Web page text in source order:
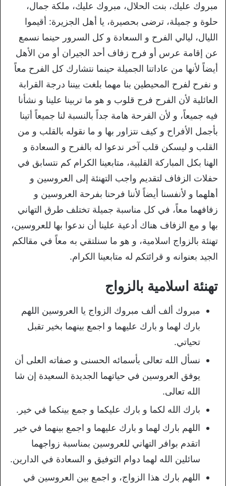
مبروك عليك، بنت الحلال، مبروك عليك، ملكة جمال،
حلوة و جميلة، ترضى بحصيرة، يا أهل الجزيرة: أقيموا
الليال، ليالي الفرح و السعادة و كل السرور حينما نسمع
عن إقامة عرس أو فرح زفاف أحد الجيران أو من الأهل
أيضاً لأنها من عاداتنا الجميلة حينما نتشارك كل الفرح معاً
و نفرح لفرح المحيطين بنا مهما بلغت بيننا درجة القرابة
العائلية لأن الفرح فرح قلوب و هو ما تربينا علينا و نشأنا
فيه جميعاً، و لأن الفرحة هامة جداً بالنسبة لنا جميعاً أتينا
بأجمل الأفراح و كيف نتزاور بها و ما نقوله بالقلب و من
القلب و ليسكن قلب آخر ندعوا له بالفرح و السعادة و
الهنا بكل المباركة القلبية، متابعينا الكرام كم نتسابق في
حفلات الزفاف لتقديم واجب التهنئة إلى العروسين و
أهلهما و لأنفسنا أيضاً لأننا فرحنا بفرحة العروسين و
زفافهما معاً، في كل مناسبة جميلة تختلف طرق التهاني
بها و مع الزفاف هناك أدعية علينا أن ندعوا بها للعروسين،
تهنئة بالزواج اسلامية، و هو ما سنلتقي به معاً في مقالكم
الجيد بعنوانه و قرائتكم له متابعينا الكرام.
تهنئة اسلامية بالزواج
مبروك ألف ألف مبروك الزواج يا العروسين اللهم
بارك لهما و بارك عليهما و اجمع بينهما بخير تقبل
تحياتي.
نسأل الله تعالى بأسمائه الحسنى و صفاته العلى أن
يوفق العروسين في حياتهما الجديدة السعيدة إن شا
الله تعالى.
بارك الله لكما و بارك عليكما و جمع بينكما في خير.
اللهم بارك لهما و بارك عليهما و اجمع بينهما في خير
اتقدم بوافر التهاني للعروسين بمناسبة زواجهما
سائلين الله لهما دوام التوفيق و السعادة في الدارين.
اللهم بارك هذا الزواج، و اجمع بين العروسين في